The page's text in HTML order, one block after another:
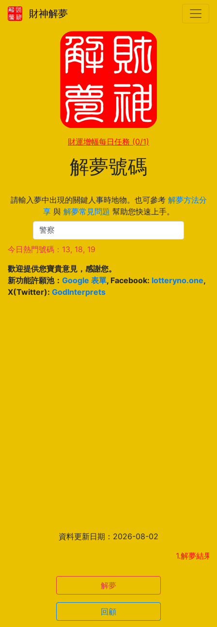
財神解夢
財運增幅每日任務 (0/1)
解夢號碼
請輸入夢中出現的關鍵人事時地物。也可參考 解夢方法分
享與 解夢常見問題 幫助您快速上手。
今日熱門號碼：13, 18, 19
歡迎提供您寶貴意見，感謝您。
新功能許願池： Google 表單, Facebook: lotteryno.one,
X(Twitter): GodInterprets
資料更新日期：2026-08-02
1.解夢結果頁新增見
解夢
回顧